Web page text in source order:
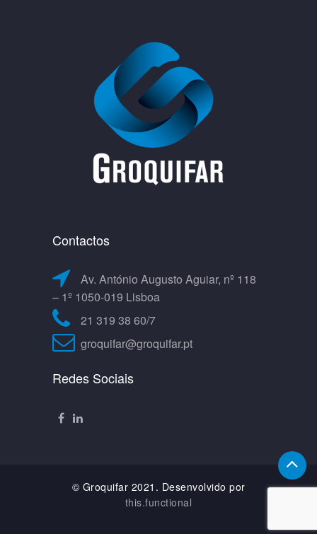
Contactos
Av. António Augusto Aguiar, nº 118
– 1º 1050-019 Lisboa
21 319 38 60/7
groquifar@groquifar.pt
Redes Sociais
© Groquifar 2021. Desenvolvido por
this.functional